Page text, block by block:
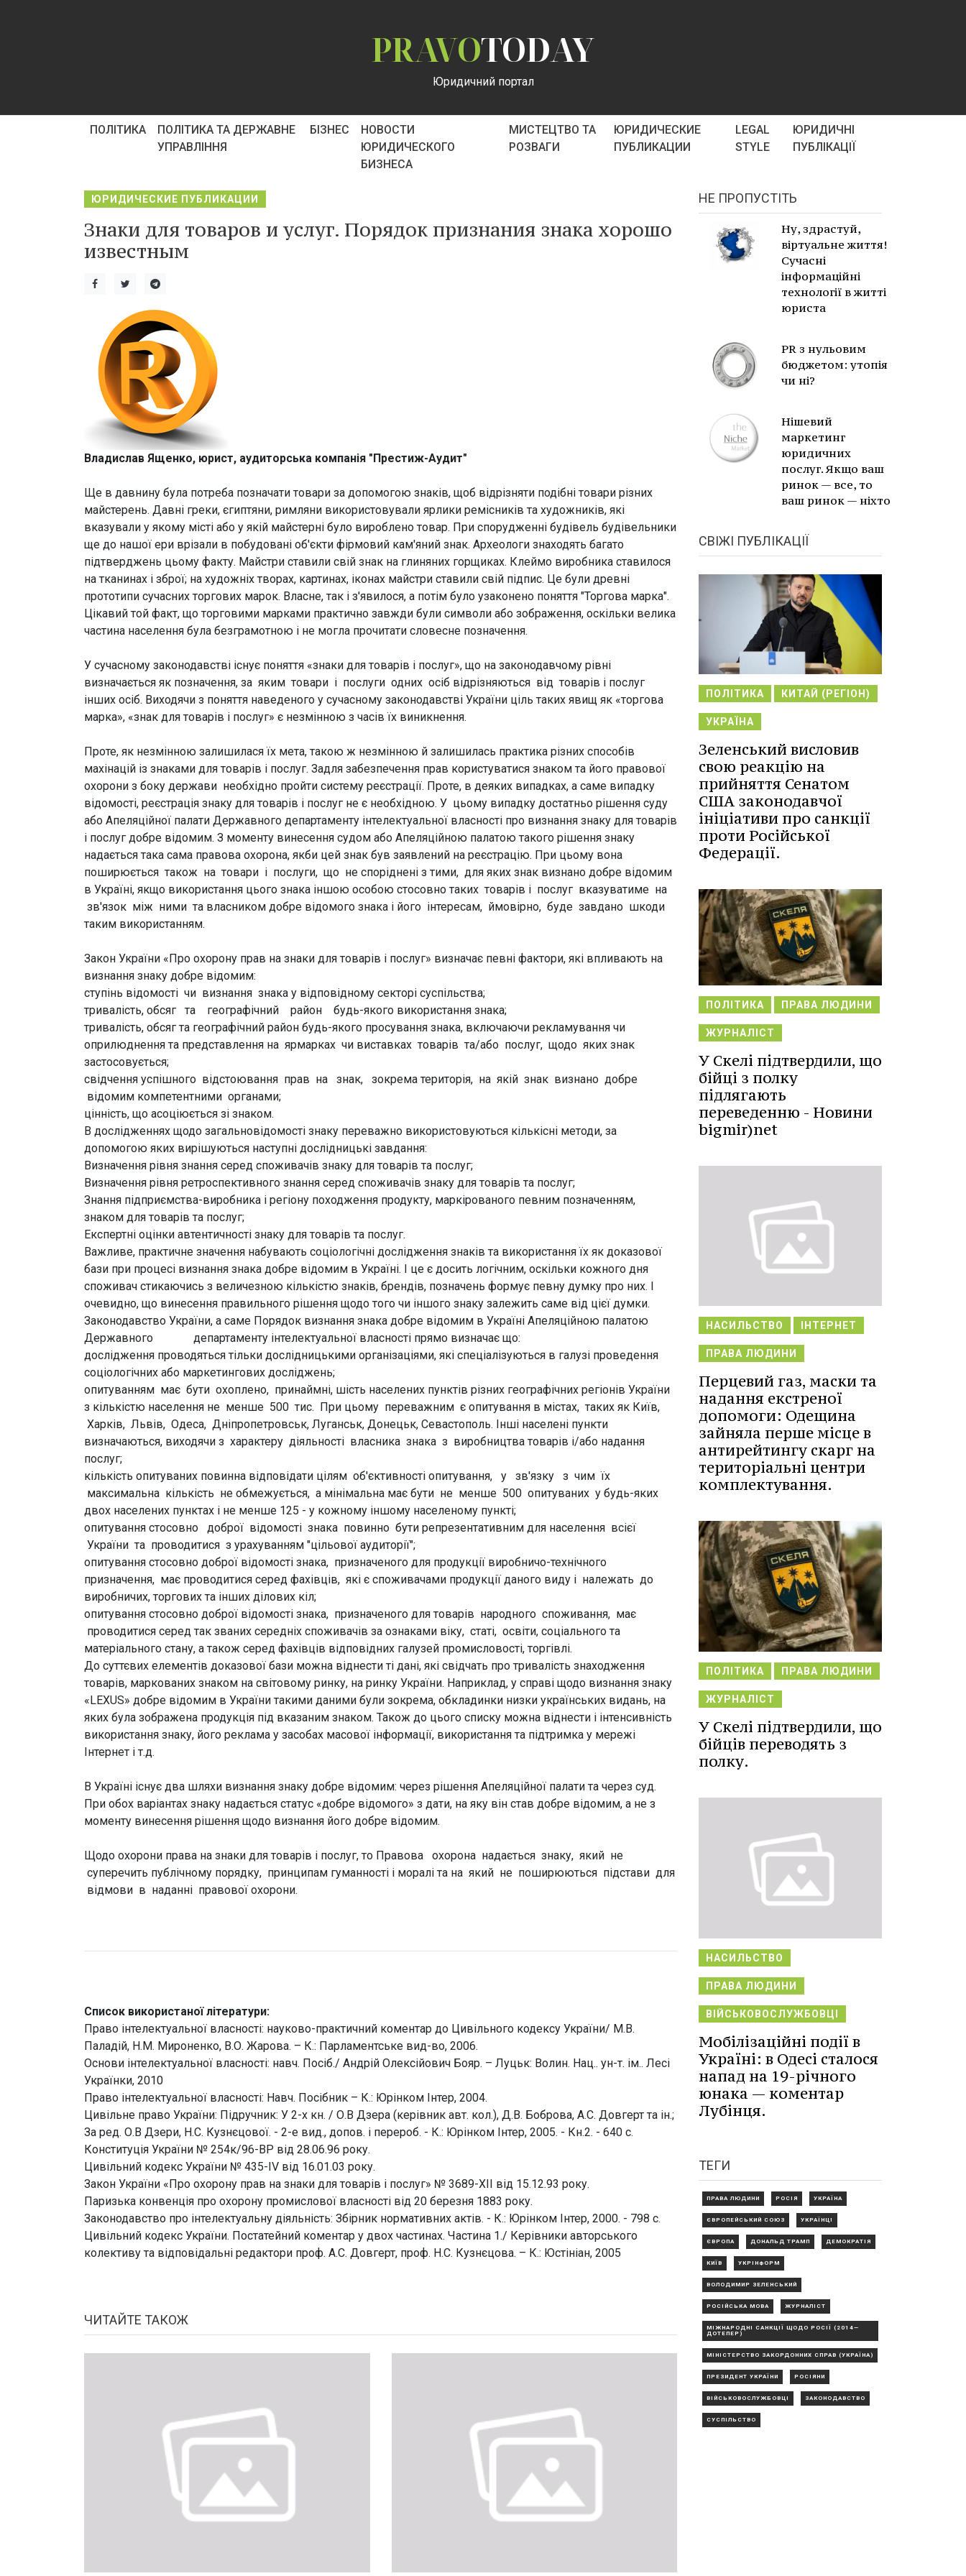
PRAVOTODAY
Юридичний портал
ПОЛІТИКА
ПОЛІТИКА ТА ДЕРЖАВНЕ
УПРАВЛІННЯ
БІЗНЕС
НОВОСТИ
ЮРИДИЧЕСКОГО
БИЗНЕСА
МИСТЕЦТВО ТА
РОЗВАГИ
ЮРИДИЧЕСКИЕ
ПУБЛИКАЦИИ
LEGAL
STYLE
ЮРИДИЧНІ
ПУБЛІКАЦІЇ
ЮРИДИЧЕСКИЕ ПУБЛИКАЦИИ
Знаки для товаров и услуг. Порядок признания знака хорошо
известным
Владислав Ященко, юрист, аудиторська компанія "Престиж-Аудит"
Ще в давнину була потреба позначати товари за допомогою знаків, щоб відрізняти подібні товари різних
майстерень. Давні греки, єгиптяни, римляни використовували ярлики ремісників та художників, які
вказували у якому місті або у якій майстерні було вироблено товар. При спорудженні будівель будівельники
ще до нашої ери врізали в побудовані об'єкти фірмовий кам'яний знак. Археологи знаходять багато
підтверджень цьому факту. Майстри ставили свій знак на глиняних горщиках. Клеймо виробника ставилося
на тканинах і зброї; на художніх творах, картинах, іконах майстри ставили свій підпис. Це були древні
прототипи сучасних торгових марок. Власне, так і з'явилося, а потім було узаконено поняття "Торгова марка".
Цікавий той факт, що торговими марками практично завжди були символи або зображення, оскільки велика
частина населення була безграмотною і не могла прочитати словесне позначення.
У сучасному законодавстві існує поняття «знаки для товарів і послуг», що на законодавчому рівні
визначається як позначення, за яким товари і послуги одних осіб відрізняються від товарів і послуг
інших осіб. Виходячи з поняття наведеного у сучасному законодавстві України ціль таких явищ як «торгова
марка», «знак для товарів і послуг» є незмінною з часів їх виникнення.
Проте, як незмінною залишилася їх мета, такою ж незмінною й залишилась практика різних способів
махінацій із знаками для товарів і послуг. Задля забезпечення прав користуватися знаком та його правової
охорони з боку держави необхідно пройти систему реєстрації. Проте, в деяких випадках, а саме випадку
відомості, реєстрація знаку для товарів і послуг не є необхідною. У цьому випадку достатньо рішення суду
або Апеляційної палати Державного департаменту інтелектуальної власності про визнання знаку для товарів
і послуг добре відомим. З моменту винесення судом або Апеляційною палатою такого рішення знаку
надається така сама правова охорона, якби цей знак був заявлений на реєстрацію. При цьому вона
поширюється також на товари і послуги, що не споріднені з тими, для яких знак визнано добре відомим
в Україні, якщо використання цього знака іншою особою стосовно таких товарів і послуг вказуватиме на
зв'язок між ними та власником добре відомого знака і його інтересам, ймовірно, буде завдано шкоди
таким використанням.
Закон України «Про охорону прав на знаки для товарів і послуг» визначає певні фактори, які впливають на
визнання знаку добре відомим:
ступінь відомості чи визнання знака у відповідному секторі суспільства;
тривалість, обсяг та географічний район будь-якого використання знака;
тривалість, обсяг та географічний район будь-якого просування знака, включаючи рекламування чи
оприлюднення та представлення на ярмарках чи виставках товарів та/або послуг, щодо яких знак
застосовується;
свідчення успішного відстоювання прав на знак, зокрема територія, на якій знак визнано добре
відомим компетентними органами;
цінність, що асоціюється зі знаком.
В дослідженнях щодо загальновідомості знаку переважно використовуються кількісні методи, за
допомогою яких вирішуються наступні дослідницькі завдання:
Визначення рівня знання серед споживачів знаку для товарів та послуг;
Визначення рівня ретроспективного знання серед споживачів знаку для товарів та послуг;
Знання підприємства-виробника і регіону походження продукту, маркірованого певним позначенням,
знаком для товарів та послуг;
Експертні оцінки автентичності знаку для товарів та послуг.
Важливе, практичне значення набувають соціологічні дослідження знаків та використання їх як доказової
бази при процесі визнання знака добре відомим в Україні. І це є досить логічним, оскільки кожного дня
споживач стикаючись з величезною кількістю знаків, брендів, позначень формує певну думку про них. І
очевидно, що винесення правильного рішення щодо того чи іншого знаку залежить саме від цієї думки.
Законодавство України, а саме Порядок визнання знака добре відомим в Україні Апеляційною палатою
Державного департаменту інтелектуальної власності прямо визначає що:
дослідження проводяться тільки дослідницькими організаціями, які спеціалізуються в галузі проведення
соціологічних або маркетингових досліджень;
опитуванням має бути охоплено, принаймні, шість населених пунктів різних географічних регіонів України
з кількістю населення не менше 500 тис. При цьому переважним є опитування в містах, таких як Київ,
Харків, Львів, Одеса, Дніпропетровськ, Луганськ, Донецьк, Севастополь. Інші населені пункти
визначаються, виходячи з характеру діяльності власника знака з виробництва товарів і/або надання
послуг;
кількість опитуваних повинна відповідати цілям об'єктивності опитування, у зв'язку з чим їх
максимальна кількість не обмежується, а мінімальна має бути не менше 500 опитуваних у будь-яких
двох населених пунктах і не менше 125 - у кожному іншому населеному пункті;
опитування стосовно доброї відомості знака повинно бути репрезентативним для населення всієї
України та проводитися з урахуванням "цільової аудиторії";
опитування стосовно доброї відомості знака, призначеного для продукції виробничо-технічного
призначення, має проводитися серед фахівців, які є споживачами продукції даного виду і належать до
виробничих, торгових та інших ділових кіл;
опитування стосовно доброї відомості знака, призначеного для товарів народного споживання, має
проводитися серед так званих середніх споживачів за ознаками віку, статі, освіти, соціального та
матеріального стану, а також серед фахівців відповідних галузей промисловості, торгівлі.
До суттєвих елементів доказової бази можна віднести ті дані, які свідчать про тривалість знаходження
товарів, маркованих знаком на світовому ринку, на ринку України. Наприклад, у справі щодо визнання знаку
«LEXUS» добре відомим в України такими даними були зокрема, обкладинки низки українських видань, на
яких була зображена продукція під вказаним знаком. Також до цього списку можна віднести і інтенсивність
використання знаку, його реклама у засобах масової інформації, використання та підтримка у мережі
Інтернет і т.д.
В Україні існує два шляхи визнання знаку добре відомим: через рішення Апеляційної палати та через суд.
При обох варіантах знаку надається статус «добре відомого» з дати, на яку він став добре відомим, а не з
моменту винесення рішення щодо визнання його добре відомим.
Щодо охорони права на знаки для товарів і послуг, то Правова охорона надається знаку, який не
суперечить публічному порядку, принципам гуманності і моралі та на який не поширюються підстави для
відмови в наданні правової охорони.
Список використаної літератури:
Право інтелектуальної власності: науково-практичний коментар до Цивільного кодексу України/ М.В.
Паладій, Н.М. Мироненко, В.О. Жарова. – К.: Парламентське вид-во, 2006.
Основи інтелектуальної власності: навч. Посіб./ Андрій Олексійович Бояр. – Луцьк: Волин. Нац.. ун-т. ім.. Лесі
Українки, 2010
Право інтелектуальної власності: Навч. Посібник – К.: Юрінком Інтер, 2004.
Цивільне право України: Підручник: У 2-х кн. / О.В Дзера (керівник авт. кол.), Д.В. Боброва, А.С. Довгерт та ін.;
За ред. О.В Дзери, Н.С. Кузнєцової. - 2-е вид., допов. і перероб. - К.: Юрінком Інтер, 2005. - Кн.2. - 640 с.
Конституція України № 254к/96-ВР від 28.06.96 року.
Цивільний кодекс України № 435-ІV від 16.01.03 року.
Закон України «Про охорону прав на знаки для товарів і послуг» № 3689-ХІІ від 15.12.93 року.
Паризька конвенція про охорону промислової власності від 20 березня 1883 року.
Законодавство про інтелектуальну діяльність: Збірник нормативних актів. - К.: Юрінком Інтер, 2000. - 798 с.
Цивільний кодекс України. Постатейний коментар у двох частинах. Частина 1./ Керівники авторського
колективу та відповідальні редактори проф. А.С. Довгерт, проф. Н.С. Кузнєцова. – К.: Юстініан, 2005
ЧИТАЙТЕ ТАКОЖ
НЕ ПРОПУСТІТЬ
Ну, здрастуй,
віртуальне життя!
Сучасні
інформаційні
технології в житті
юриста
PR з нульовим
бюджетом: утопія
чи ні?
Нішевий
маркетинг
юридичних
послуг. Якщо ваш
ринок — все, то
ваш ринок — ніхто
СВІЖІ ПУБЛІКАЦІЇ
ПОЛІТИКА КИТАЙ (РЕГІОН)
УКРАЇНА
Зеленський висловив
свою реакцію на
прийняття Сенатом
США законодавчої
ініціативи про санкції
проти Російської
Федерації.
ПОЛІТИКА ПРАВА ЛЮДИНИ
ЖУРНАЛІСТ
У Скелі підтвердили, що
бійці з полку
підлягають
переведенню - Новини
bigmir)net
НАСИЛЬСТВО ІНТЕРНЕТ
ПРАВА ЛЮДИНИ
Перцевий газ, маски та
надання екстреної
допомоги: Одещина
зайняла перше місце в
антирейтингу скарг на
територіальні центри
комплектування.
ПОЛІТИКА ПРАВА ЛЮДИНИ
ЖУРНАЛІСТ
У Скелі підтвердили, що
бійців переводять з
полку.
НАСИЛЬСТВО
ПРАВА ЛЮДИНИ
ВІЙСЬКОВОСЛУЖБОВЦІ
Мобілізаційні події в
Україні: в Одесі сталося
напад на 19-річного
юнака — коментар
Лубінця.
ТЕГИ
ПРАВА ЛЮДИНИ РОСІЯ УКРАЇНА
ЄВРОПЕЙСЬКИЙ СОЮЗ УКРАЇНЦІ
ЄВРОПА ДОНАЛЬД ТРАМП ДЕМОКРАТІЯ
КИЇВ УКРІНФОРМ
ВОЛОДИМИР ЗЕЛЕНСЬКИЙ
РОСІЙСЬКА МОВА ЖУРНАЛІСТ
МІЖНАРОДНІ САНКЦІЇ ЩОДО РОСІЇ (2014—
ДОТЕПЕР)
МІНІСТЕРСТВО ЗАКОРДОННИХ СПРАВ (УКРАЇНА)
ПРЕЗИДЕНТ УКРАЇНИ РОСІЯНИ
ВІЙСЬКОВОСЛУЖБОВЦІ ЗАКОНОДАВСТВО
СУСПІЛЬСТВО